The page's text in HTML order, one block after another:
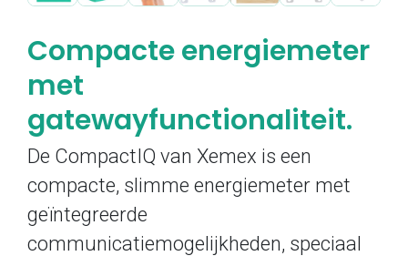
Compacte energiemeter
met
gatewayfunctionaliteit.
De CompactIQ van Xemex is een
compacte, slimme energiemeter met
geïntegreerde
communicatiemogelijkheden, speciaal